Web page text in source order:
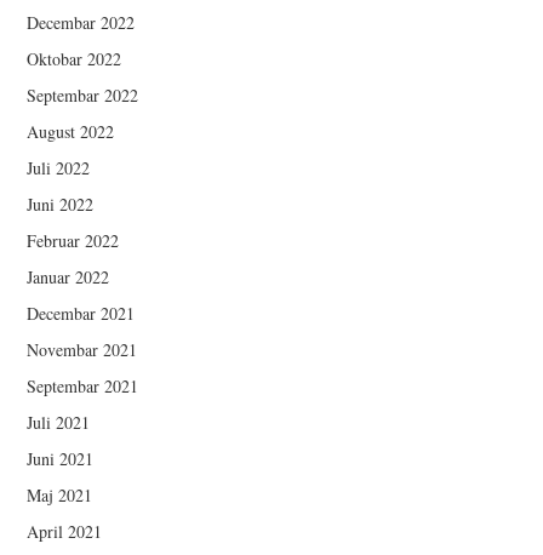
Decembar 2022
Oktobar 2022
Septembar 2022
August 2022
Juli 2022
Juni 2022
Februar 2022
Januar 2022
Decembar 2021
Novembar 2021
Septembar 2021
Juli 2021
Juni 2021
Maj 2021
April 2021